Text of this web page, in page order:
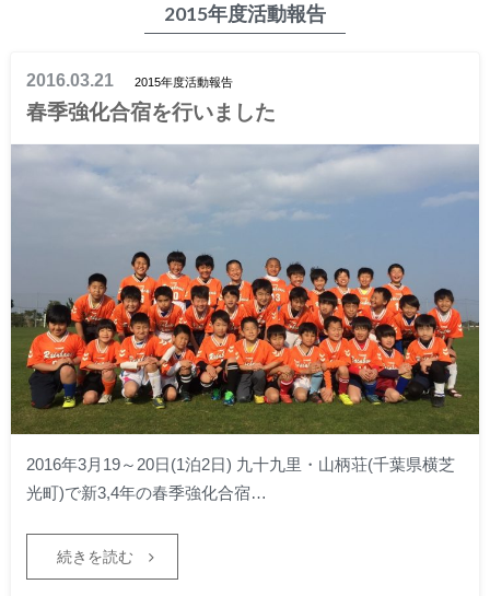
2015年度活動報告
2016.03.21 2015年度活動報告
春季強化合宿を行いました
2016年3月19～20日(1泊2日) 九十九里・山柄荘(千葉県横芝
光町)で新3,4年の春季強化合宿…
続きを読む